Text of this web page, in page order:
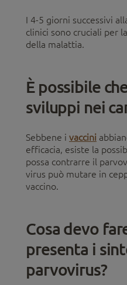
I 4-5 giorni successivi
clinici sono cruciali per
della malattia.
È possibile
sviluppi nei
Sebbene i vaccini
efficacia, esiste la
possa contrarre il
virus può mutare in
vaccino.
Cosa devo
presenta i
parvovirus?